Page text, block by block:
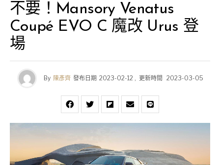
不要！Mansory Venatus
Coupé EVO C 魔改 Urus 登
場
By 陳彥齊 發布日期 2023-02-12 , 更新時間 2023-03-05